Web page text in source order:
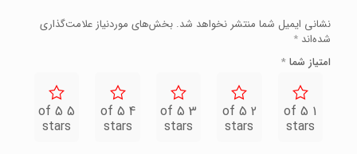
نشانی ایمیل شما منتشر نخواهد شد. بخش‌های موردنیاز علامت‌گذاری
شده‌اند *
امتیاز شما*
1 of 5
stars
2 of 5
stars
3 of 5
stars
4 of 5
stars
5 of 5
stars